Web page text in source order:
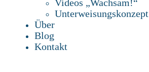
Videos „Wachsam!“
Unterweisungskonzept
Über
Blog
Kontakt